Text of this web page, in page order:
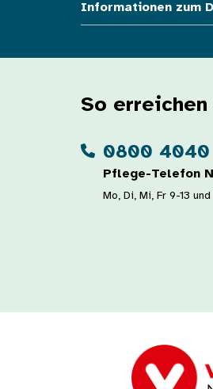
Informationen zum
So erreichen
0800
Pflege-Telefon
Mo, Di, Mi, Fr 9-13 und